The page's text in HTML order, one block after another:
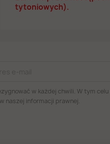
tytoniowych).
w każdej chwili. W tym
naszej informacji prawnej.